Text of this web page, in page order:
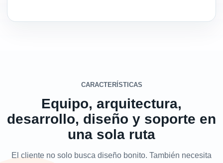
CARACTERÍSTICAS
Equipo, arquitectura,
desarrollo, diseño y soporte en
una sola ruta
El cliente no solo busca diseño bonito. También necesita